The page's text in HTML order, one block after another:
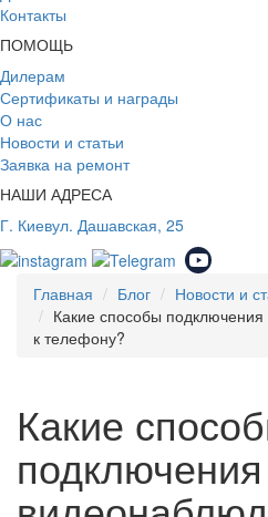
Контакты
ПОМОЩЬ
Дилерам
Сертификаты и награды
О нас
Новости и статьи
Заявка на ремонт
НАШИ АДРЕСА
Г. Киевул. Дашавская, 25
Главная Блог
Новости и
Какие способы
к телефону?
Какие